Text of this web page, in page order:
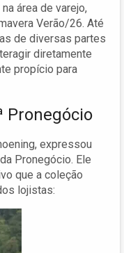
área de varejo,
Verão/26. Até
de diversas partes
diretamente
propício para
Pronegócio
expressou
Pronegócio. Ele
que a coleção
lojistas: